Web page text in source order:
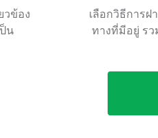
วข้อง
น
เลือกวิธีการฝ
ทางที่มีอยู่ ร